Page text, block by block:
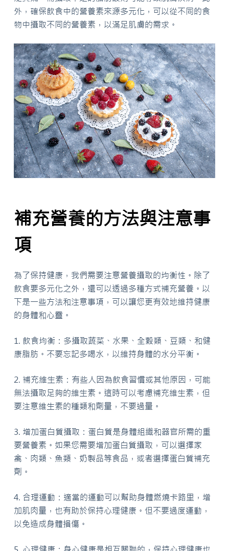
外，確保飲食中的營養素來源多元化，可以從不同的食
物中攝取不同的營養素，以滿足肌膚的需求。
補充營養的方法與注意事
項
為了保持健康，我們需要注意營養攝取的均衡性。除了
飲食要多元化之外，還可以透過多種方式補充營養。以
下是一些方法和注意事項，可以讓您更有效地維持健康
的身體和心靈。
1. 飲食均衡：多攝取蔬菜、水果、全穀類、豆類、和健
康脂肪。不要忘記多喝水，以維持身體的水分平衡。
2. 補充維生素：有些人因為飲食習慣或其他原因，可能
無法攝取足夠的維生素。這時可以考慮補充維生素，但
要注意維生素的種類和劑量，不要過量。
3. 增加蛋白質攝取：蛋白質是身體組織和器官所需的重
要營養素。如果您需要增加蛋白質攝取，可以選擇家
禽、肉類、魚類、奶製品等食品，或者選擇蛋白質補充
劑。
4. 合理運動：適當的運動可以幫助身體燃燒卡路里，增
加肌肉量，也有助於保持心理健康。但不要過度運動，
以免造成身體損傷。